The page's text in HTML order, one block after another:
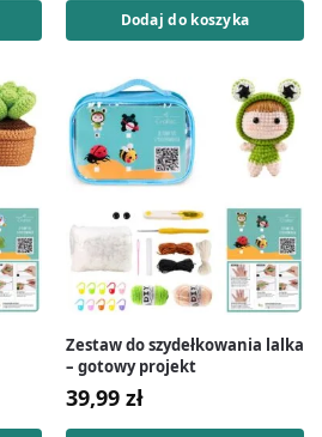
Dodaj do koszyka
Zestaw do szydełkowania lalka
– gotowy projekt
39,99 zł